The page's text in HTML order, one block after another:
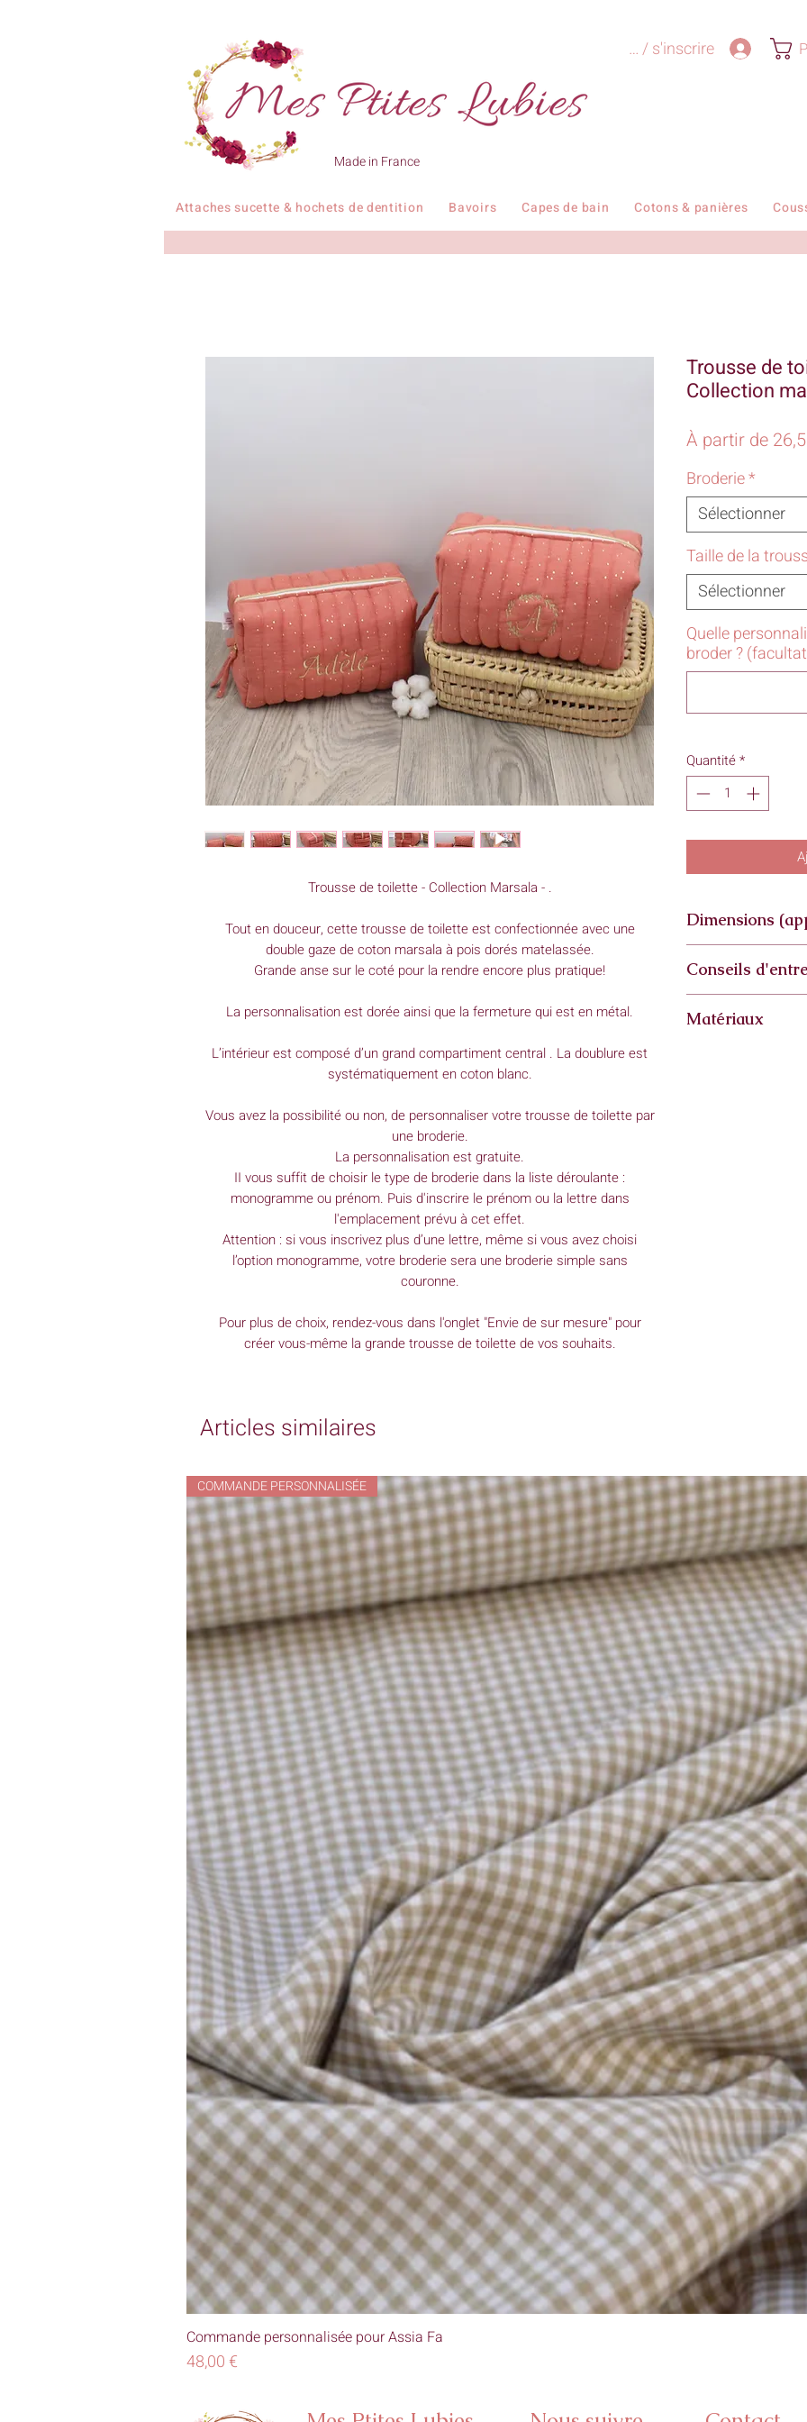
Made in France
Se connecter / s'inscrire
Attaches sucette & hochets de dentition Bavoirs Capes de bain Cotons & panières
Trousse de toilette - Collection Marsala - .
Tout en douceur, cette trousse de toilette est confectionnée avec une
double gaze de coton marsala à pois dorés matelassée.
Grande anse sur le coté pour la rendre encore plus pratique!
La personnalisation est dorée ainsi que la fermeture qui est en métal.
L’intérieur est composé d’un grand compartiment central . La doublure est
systématiquement en coton blanc.
Vous avez la possibilité ou non, de personnaliser votre trousse de toilette par
une broderie.
La personnalisation est gratuite.
II vous suffit de choisir le type de broderie dans la liste déroulante :
monogramme ou prénom. Puis d'inscrire le prénom ou la lettre dans
l'emplacement prévu à cet effet.
Attention : si vous inscrivez plus d’une lettre, même si vous avez choisi
l’option monogramme, votre broderie sera une broderie simple sans
couronne.
Pour plus de choix, rendez-vous dans l'onglet "Envie de sur mesure" pour
créer vous-même la grande trousse de toilette de vos souhaits.
Trousse de
Collection
À partir de
Broderie*
Sélectionner
Taille de la
Sélectionner
Quelle
broder ?
Quantité*
Dimensions
- hauteur et largeur
- longueur 25cm
Conseils
Essorage: doux
Matériaux
Articles similaires
COMMANDE PERSONNALISÉE
Commande personnalisée pour Assia Fa
Prix
48,00 €